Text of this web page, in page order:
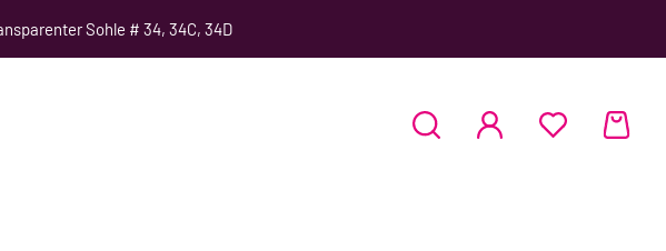
Sohle # 34, 34C, 34D